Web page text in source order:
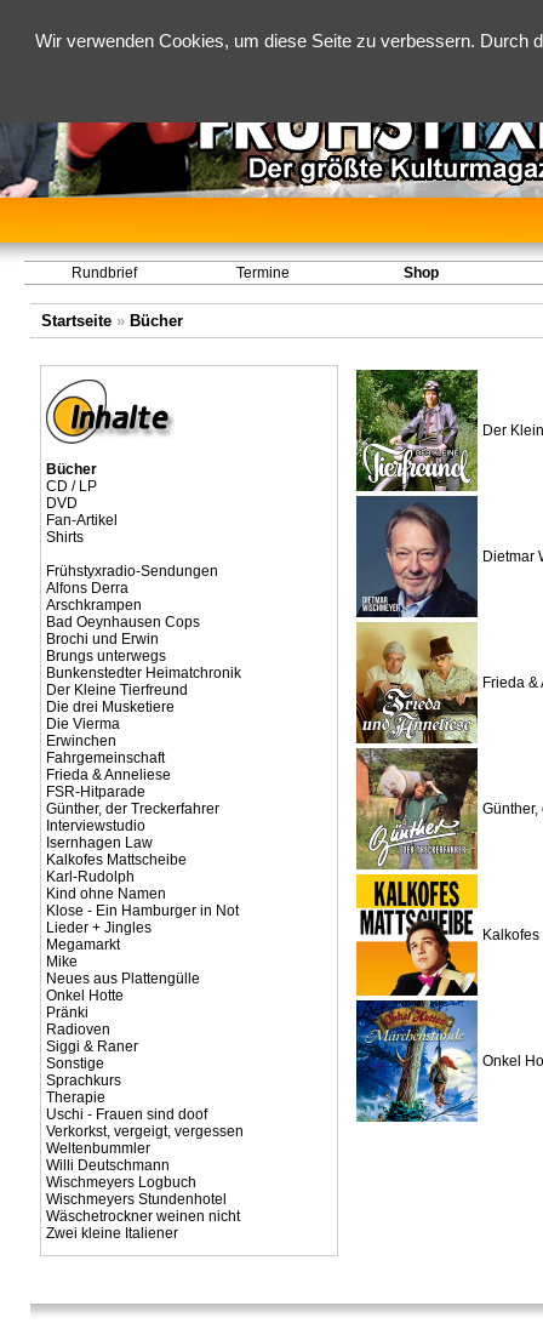
Wir verwenden Cookies, um diese Seite zu verbessern.
Rundbrief Termine Shop
Startseite» Bücher
Bücher
CD / LP
DVD
Fan-Artikel
Shirts
Frühstyxradio-Sendungen
Alfons Derra
Arschkrampen
Bad Oeynhausen Cops
Brochi und Erwin
Brungs unterwegs
Bunkenstedter Heimatchronik
Der Kleine Tierfreund
Die drei Musketiere
Die Vierma
Erwinchen
Fahrgemeinschaft
Frieda & Anneliese
FSR-Hitparade
Günther, der Treckerfahrer
Interviewstudio
Isernhagen Law
Kalkofes Mattscheibe
Karl-Rudolph
Kind ohne Namen
Klose - Ein Hamburger in Not
Lieder + Jingles
Megamarkt
Mike
Neues aus Plattengülle
Onkel Hotte
Pränki
Radioven
Siggi & Raner
Sonstige
Sprachkurs
Therapie
Uschi - Frauen sind doof
Verkorkst, vergeigt, vergessen
Weltenbummler
Willi Deutschmann
Wischmeyers Logbuch
Wischmeyers Stundenhotel
Wäschetrockner weinen nicht
Zwei kleine Italiener
Der
Dietmar
Frieda &
Günther,
Onkel